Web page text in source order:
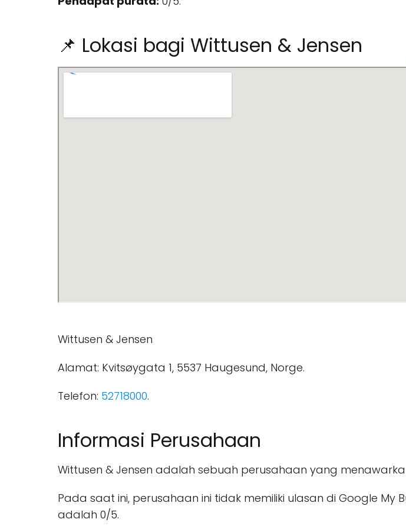
📌 Lokasi bagi Wittusen & Jensen
Wittusen & Jensen
Alamat: Kvitsøygata 1, 5537 Haugesund, Norge.
Telefon: 52718000.
Informasi Perusahaan
Wittusen & Jensen adalah sebuah perusahaan yang
Pada saat ini, perusahaan ini tidak memiliki ulasan di Google
adalah 0/5.